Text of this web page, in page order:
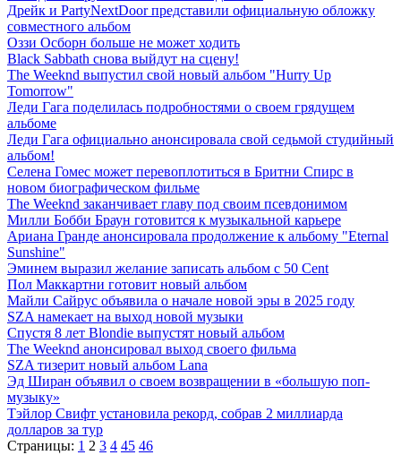
Дрейк и PartyNextDoor представили официальную обложку
совместного альбом
Оззи Осборн больше не может ходить
Black Sabbath снова выйдут на сцену!
The Weeknd выпустил свой новый альбом "Hurry Up
Tomorrow"
Леди Гага поделилась подробностями о своем грядущем
альбоме
Леди Гага официально анонсировала свой седьмой студийный
альбом!
Селена Гомес может перевоплотиться в Бритни Спирс в
новом биографическом фильме
The Weeknd заканчивает главу под своим псевдонимом
Милли Бобби Браун готовится к музыкальной карьере
Ариана Гранде анонсировала продолжение к альбому "Eternal
Sunshine"
Эминем выразил желание записать альбом с 50 Cent
Пол Маккартни готовит новый альбом
Майли Сайрус объявила о начале новой эры в 2025 году
SZA намекает на выход новой музыки
Спустя 8 лет Blondie выпустят новый альбом
The Weeknd анонсировал выход своего фильма
SZA тизерит новый альбом Lana
Эд Ширан объявил о своем возвращении в «большую поп-
музыку»
Тэйлор Свифт установила рекорд, собрав 2 миллиарда
долларов за тур
Страницы: 1 2 3 4 45 46